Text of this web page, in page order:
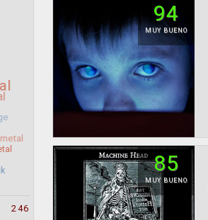
246
94
MUY BUENO
85
MUY BUENO